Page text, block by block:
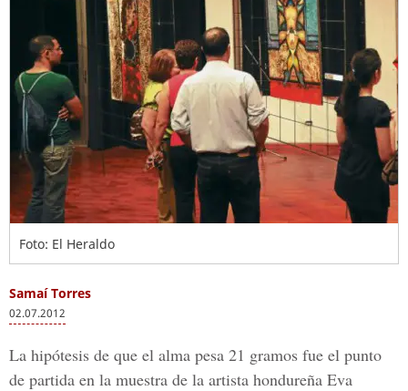
Foto: El Heraldo
Samaí Torres
02.07.2012
La hipótesis de que el alma pesa 21 gramos fue el punto
de partida en la muestra de la artista hondureña Eva